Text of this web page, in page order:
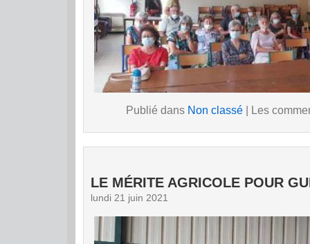
Publié dans Non classé| Les
LE MÉRITE AGRICOLE POUR
lundi 21 juin 2021